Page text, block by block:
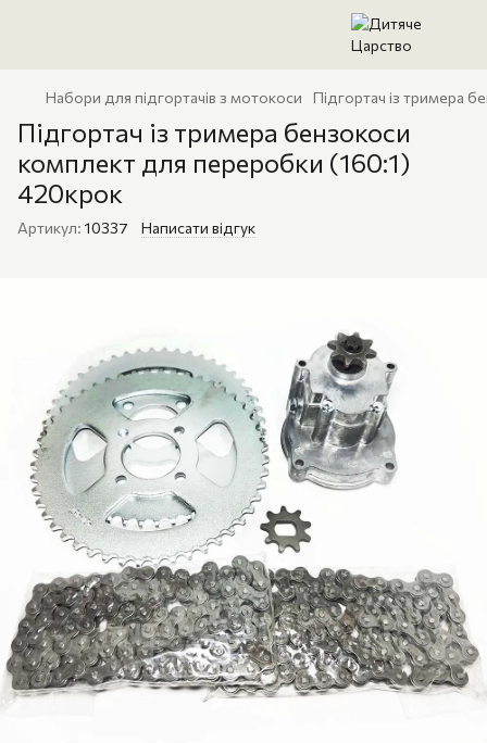
Набори для підгортачів з мотокоси Підгортач із тримера
Підгортач із тримера бензокоси
комплект для переробки (160:1)
420крок
Артикул: 10337 Написати відгук